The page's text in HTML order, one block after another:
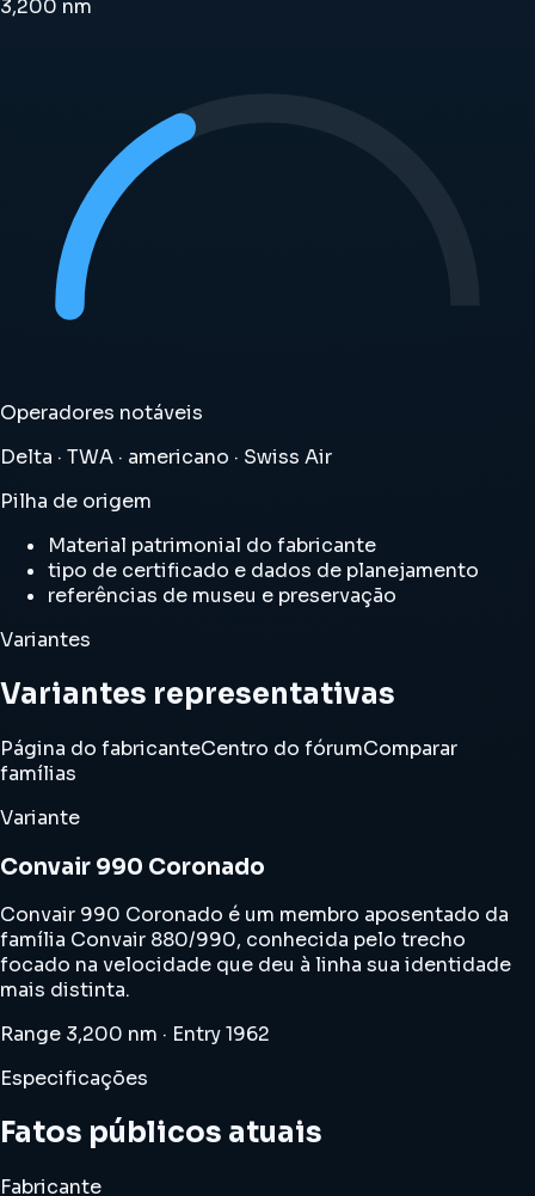
3,200 nm
Operadores notáveis
Delta · TWA · americano · Swiss Air
Pilha de origem
Material patrimonial do fabricante
tipo de certificado e dados de planejamento
referências de museu e preservação
Variantes
Variantes representativas
Página do fabricanteCentro do fórumComparar
famílias
Variante
Convair 990 Coronado
Convair 990 Coronado é um membro aposentado da
família Convair 880/990, conhecida pelo trecho
focado na velocidade que deu à linha sua identidade
mais distinta.
Range 3,200 nm · Entry 1962
Especificações
Fatos públicos atuais
Fabricante